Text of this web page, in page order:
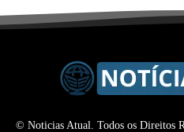
© Noticias Atual. Todos os Direitos